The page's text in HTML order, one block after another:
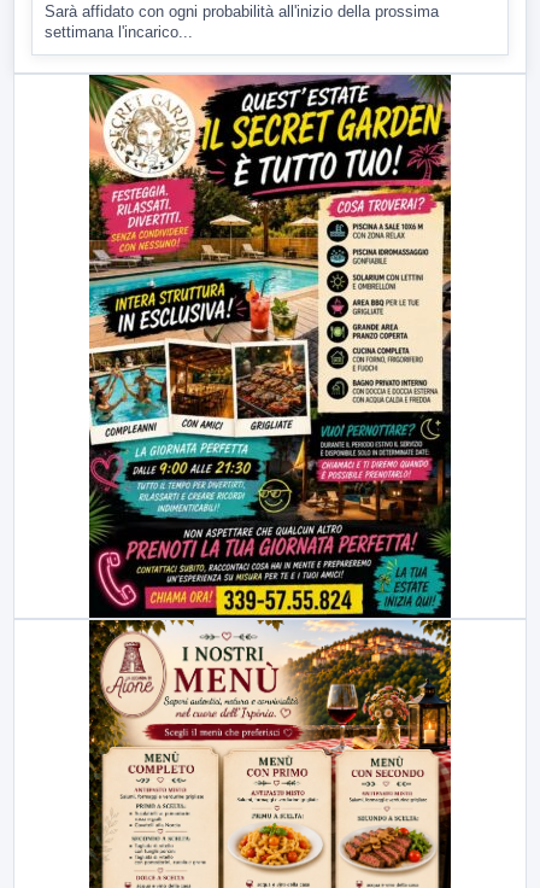
Sarà affidato con ogni probabilità all'inizio della prossima
settimana l'incarico...